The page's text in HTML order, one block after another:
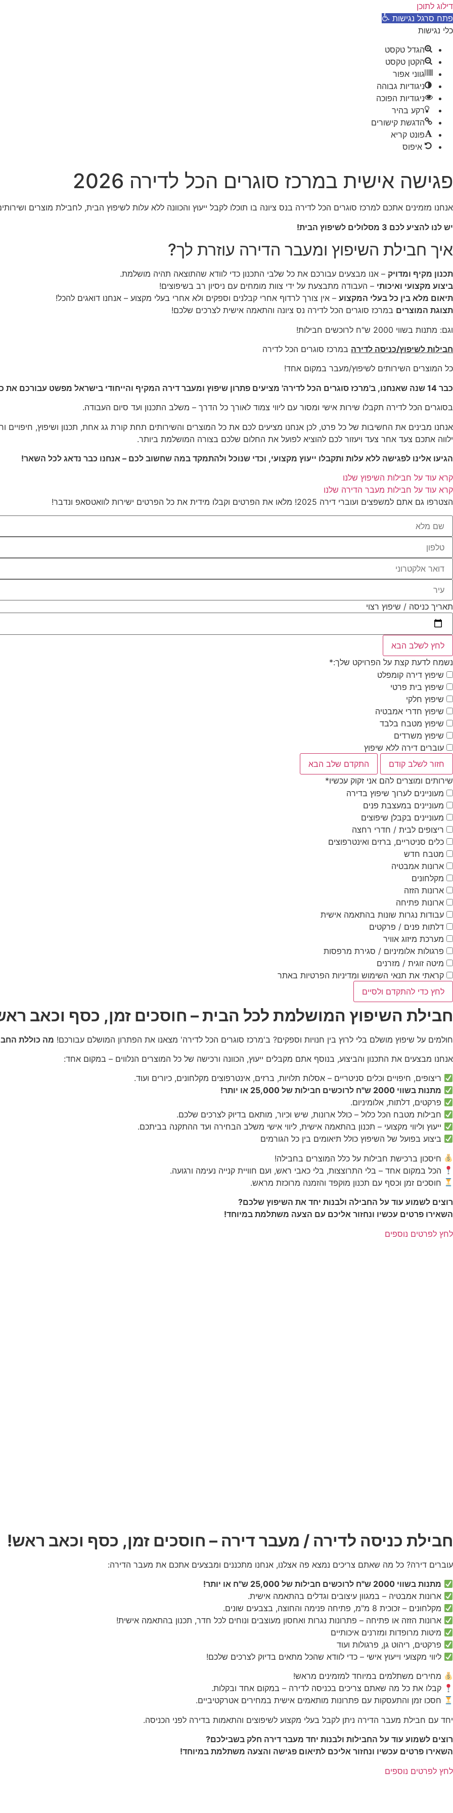
דילוג לתוכן
פתח סרגל נגישות
כלי נגישות
הגדל טקסט
הקטן טקסט
גווני אפור
ניגודיות גבוהה
ניגודיות הפוכה
רקע בהיר
הדגשת קישורים
פונט קריא
איפוס
פגישה אישית במרכז סוגרים הכל לדירה 2026
אנחנו מזמינים אתכם למרכז סוגרים הכל לדירה בנס ציונה בו תוכלו לקבל ייעוץ והכוונה ללא עלות לשיפוץ הבית, לחבילת מוצרים
יש לנו להציע לכם 3 מסלולים לשיפוץ הבית!
איך חבילת השיפוץ ומעבר הדירה עוזרת לך?
תכנון מקיף ומדויק – אנו מבצעים עבורכם את כל שלבי התכנון כדי לוודא שהתוצאה תהיה מושלמת.
ביצוע מקצועי ואיכותי – העבודה מתבצעת על ידי צוות מומחים עם ניסיון רב בשיפוצים!
תיאום מלא בין כל בעלי המקצוע – אין צורך לרדוף אחרי קבלנים וספקים ולא אחרי בעלי מקצוע – אנחנו דואגים להכל!
תצוגת המוצרים במרכז סוגרים הכל לדירה נס ציונה והתאמה אישית לצרכים שלכם!
וגם: מתנות בשווי 2000 ש"ח לרוכשים חבילות!
חבילות לשיפוץ/כניסה לדירה במרכז סוגרים הכל לדירה
כל המוצרים השירותים לשיפוץ/מעבר במקום אחד!
כבר 14 שנה שאנחנו, ב'מרכז סוגרים הכל לדירה' מציעים פתרון שיפוץ ומעבר דירה המקיף והייחודי בישראל מפשט עבורכם את כל התהליך וחוסך לכם זמן וכסף.
בסוגרים הכל לדירה תקבלו שירות אישי ומסור עם ליווי צמוד לאורך כל הדרך – משלב התכנון ועד סיום העבודה.
אנחנו מבינים את החשיבות של כל פרט, לכן אנחנו מציעים לכם את כל המוצרים והשירותים תחת קורת גג אחת, תכנון ושיפוץ, חיפויים
ילווה אתכם צעד אחר צעד ויעזור לכם להוציא לפועל את החלום שלכם בצורה המושלמת ביותר.
הגיעו אלינו לפגישה ללא עלות ותקבלו ייעוץ מקצועי, וכדי שנוכל ולהתמקד במה שחשוב לכם – אנחנו כבר נדאג לכל השאר!
קרא עוד על חבילות השיפוץ שלנו
קרא עוד על חבילות מעבר הדירה שלנו
הצטרפו גם אתם למשפצים ועוברי דירה 2025! מלאו את הפרטים וקבלו מידית את כל הפרטים ישירות לוואטסאפ ונדבר!
תאריך כניסה / שיפוץ רצוי
לחץ לשלב הבא
נשמח לדעת קצת על הפרויקט שלך:*
שיפוץ דירה קומפלט
שיפוץ בית פרטי
שיפוץ חלקי
שיפוץ חדרי אמבטיה
שיפוץ מטבח בלבד
שיפוץ משרדים
עוברים דירה ללא שיפוץ
חזור לשלב קודם
התקדם שלב הבא
שירותים ומוצרים להם אני זקוק עכשיו*
מעוניינים לערוך שיפוץ בדירה
מעוניינים במעצבת פנים
מעוניינים בקבלן שיפוצים
ריצופים לבית / חדרי רחצה
כלים סניטריים, ברזים ואינטרפוצים
מטבח חדש
ארונות אמבטיה
מקלחונים
ארונות הזזה
ארונות פתיחה
עבודות נגרות שונות בהתאמה אישית
דלתות פנים / פרקטים
מערכת מיזוג אוויר
פרגולות אלומיניום / סגירת מרפסות
מיטה זוגית / מזרנים
קראתי את תנאי השימוש ומדיניות הפרטיות באתר
לחץ כדי להתקדם ולסיים
חבילת השיפוץ המושלמת לכל הבית – חוסכים זמן, כסף וכאב
חולמים על שיפוץ מושלם בלי לרוץ בין חנויות וספקים? ב'מרכז סוגרים הכל לדירה' מצאנו את הפתרון המושלם עבורכם! מה כוללת
אנחנו מבצעים את התכנון והביצוע, בנוסף אתם מקבלים ייעוץ, הכוונה ורכישה של כל המוצרים הנלווים – במקום אחד:
ריצופים, חיפויים וכלים סניטריים – אסלות תלויות, ברזים, אינטרפוצים מקלחונים, כיורים ועוד.
מתנות בשווי 2000 ש"ח לרוכשים חבילות של 25,000 או יותר!
פרקטים, דלתות, אלומיניום.
חבילות מטבח הכל כלול – כולל ארונות, שיש וכיור, מותאם בדיוק לצרכים שלכם.
ייעוץ וליווי מקצועי – תכנון בהתאמה אישית, ליווי אישי משלב הבחירה ועד ההתקנה בביתכם.
ביצוע בפועל של השיפוץ כולל תיאומים בין כל הגורמים
חיסכון ברכישת חבילות על כלל המוצרים בחבילה!
הכל במקום אחד – בלי התרוצצות, בלי כאבי ראש, ועם חוויית קנייה נעימה ורגועה.
חוסכים זמן וכסף עם תכנון מוקפד והזמנה מרוכזת מראש.
רוצים לשמוע עוד על החבילה ולבנות יחד את השיפוץ שלכם?
השאירו פרטים עכשיו ונחזור אליכם עם הצעה משתלמת במיוחד!
לחץ לפרטים נוספים
חבילת כניסה לדירה / מעבר דירה – חוסכים זמן, כסף וכאב ראש!
עוברים דירה? כל מה שאתם צריכים נמצא פה אצלנו, אנחנו מתכננים ומבצעים אתכם את מעבר הדירה:
מתנות בשווי 2000 ש"ח לרוכשים חבילות של 25,000 ש"ח או יותר!
ארונות אמבטיה – במגוון עיצובים וגדלים בהתאמה אישית.
מקלחונים – זכוכית 8 מ"מ, פתיחה פנימה והחוצה, בצבעים שונים.
ארונות הזזה או פתיחה – פתרונות נגרות ואחסון מעוצבים ונוחים לכל חדר, תכנון בהתאמה אישית!
מיטות מרופדות ומזרנים איכותיים
פרקטים, ריהוט גן, פרגולות ועוד
ליווי מקצועי וייעוץ אישי – כדי לוודא שהכל מתאים בדיוק לצרכים שלכם!
מחירים משתלמים במיוחד למזמינים מראש!
קבלו את כל מה שאתם צריכים בכניסה לדירה – במקום אחד ובקלות.
חסכו זמן והתעסקות עם פתרונות מותאמים אישית במחירים אטרקטיביים.
יחד עם חבילת מעבר הדירה ניתן לקבל בעלי מקצוע לשיפוצים והתאמות בדירה לפני הכניסה.
רוצים לשמוע עוד על החבילות ולבנות יחד מעבר דירה חלק בשבילכם?
השאירו פרטים עכשיו ונחזור אליכם לתיאום פגישה והצעה משתלמת במיוחד!
לחץ לפרטים נוספים